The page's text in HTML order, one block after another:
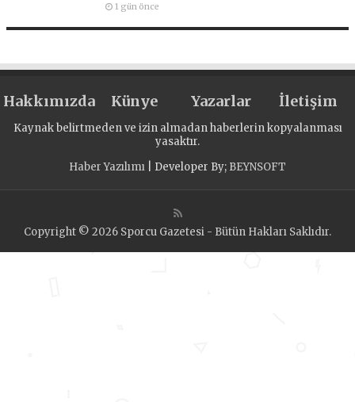
1 gün önce
Hakkımızda Künye Yazarlar İletişim
Kaynak belirtmeden ve izin almadan haberlerin kopyalanması
yasaktır.
Haber Yazılımı | Developer By; BEYNSOFT
Copyright © 2026 Sporcu Gazetesi - Bütün Hakları Saklıdır.